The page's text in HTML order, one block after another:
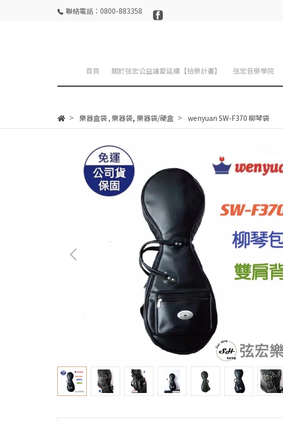
聯絡電話：0800-883358
首頁 關於弦宏公益讓愛延續【拾樂計畫】 弦宏音樂學院
樂器盒袋, 樂器袋, 樂器袋/硬盒 wenyuan SW-F370 柳琴袋